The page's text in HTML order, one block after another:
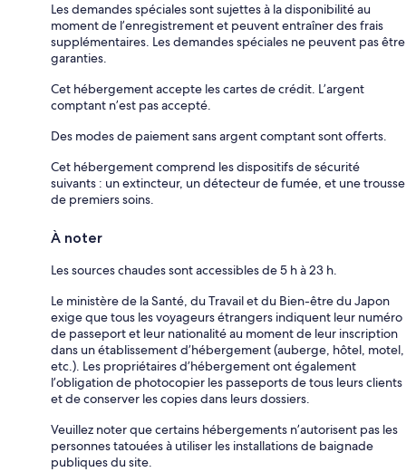
Les demandes spéciales sont sujettes à la disponibilité au
moment de l’enregistrement et peuvent entraîner des frais
supplémentaires. Les demandes spéciales ne peuvent pas être
garanties.
Cet hébergement accepte les cartes de crédit. L’argent
comptant n’est pas accepté.
Des modes de paiement sans argent comptant sont offerts.
Cet hébergement comprend les dispositifs de sécurité
suivants : un extincteur, un détecteur de fumée, et une trousse
de premiers soins.
À noter
Les sources chaudes sont accessibles de 5 h à 23 h.
Le ministère de la Santé, du Travail et du Bien-être du Japon
exige que tous les voyageurs étrangers indiquent leur numéro
de passeport et leur nationalité au moment de leur inscription
dans un établissement d’hébergement (auberge, hôtel, motel,
etc.). Les propriétaires d’hébergement ont également
l’obligation de photocopier les passeports de tous leurs clients
et de conserver les copies dans leurs dossiers.
Veuillez noter que certains hébergements n’autorisent pas les
personnes tatouées à utiliser les installations de baignade
publiques du site.